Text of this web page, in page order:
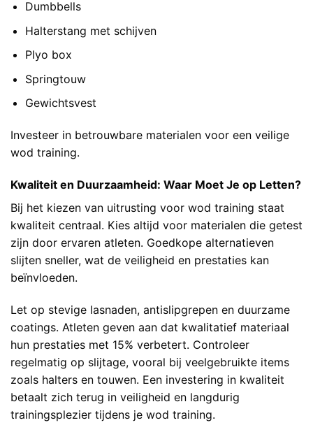
Dumbbells
Halterstang met schijven
Plyo box
Springtouw
Gewichtsvest
Investeer in betrouwbare materialen voor een veilige
wod training.
Kwaliteit en Duurzaamheid: Waar Moet Je op Letten?
Bij het kiezen van uitrusting voor wod training staat
kwaliteit centraal. Kies altijd voor materialen die getest
zijn door ervaren atleten. Goedkope alternatieven
slijten sneller, wat de veiligheid en prestaties kan
beïnvloeden.
Let op stevige lasnaden, antislipgrepen en duurzame
coatings. Atleten geven aan dat kwalitatief materiaal
hun prestaties met 15% verbetert. Controleer
regelmatig op slijtage, vooral bij veelgebruikte items
zoals halters en touwen. Een investering in kwaliteit
betaalt zich terug in veiligheid en langdurig
trainingsplezier tijdens je wod training.